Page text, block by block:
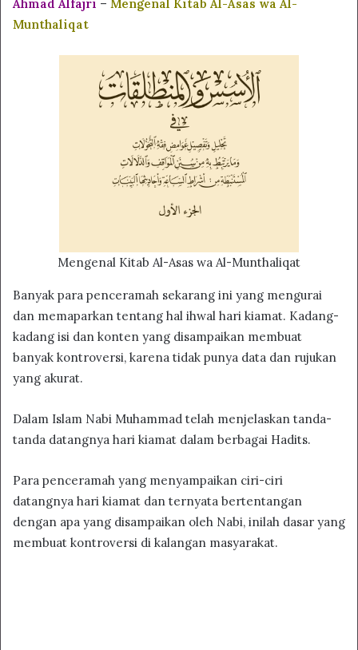
Ahmad Alfajri – Mengenal Kitab Al-Asas wa Al-
Munthaliqat
Mengenal Kitab Al-Asas wa Al-Munthaliqat
Banyak para penceramah sekarang ini yang mengurai
dan memaparkan tentang hal ihwal hari kiamat. Kadang-
kadang isi dan konten yang disampaikan membuat
banyak kontroversi, karena tidak punya data dan rujukan
yang akurat.
Dalam Islam Nabi Muhammad telah menjelaskan tanda-
tanda datangnya hari kiamat dalam berbagai Hadits.
Para penceramah yang menyampaikan ciri-ciri
datangnya hari kiamat dan ternyata bertentangan
dengan apa yang disampaikan oleh Nabi, inilah dasar yang
membuat kontroversi di kalangan masyarakat.